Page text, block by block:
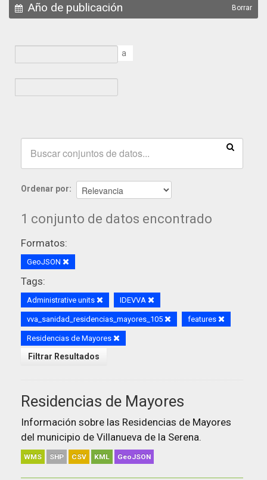
Año de publicación Borrar
a
Ordenar por
1 conjunto de datos encontrado
Formatos:
GeoJSON
Tags:
Administrative units IDEVVA
vva_sanidad_residencias_mayores_105 features
Residencias de Mayores
Filtrar Resultados
Residencias de Mayores
Información sobre las Residencias de Mayores
del municipio de Villanueva de la Serena.
WMS SHP CSV KML GeoJSON